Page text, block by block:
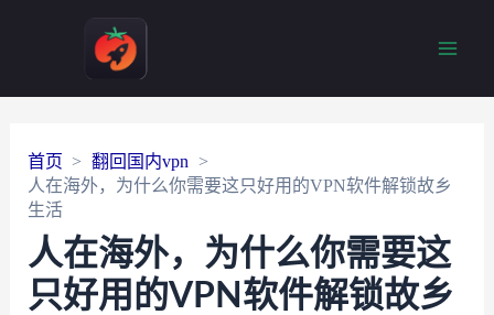
首页
翻回国内vpn
人在海外，为什么你需要这只好用的VPN软件解锁故乡
生活
人在海外，为什么你需要这
只好用的VPN软件解锁故乡